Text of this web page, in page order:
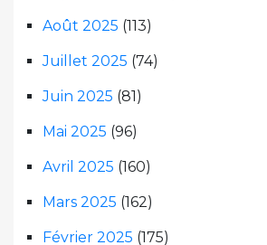
Août 2025 (113)
Juillet 2025 (74)
Juin 2025 (81)
Mai 2025 (96)
Avril 2025 (160)
Mars 2025 (162)
Février 2025 (175)